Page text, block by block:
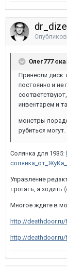
Олег777
Принесли
постоянно и не
инвентарем и
монстры
рубиться могут.
Солянка для 1935:
Управление
трогать, а
Многое ждите в
http://
http://